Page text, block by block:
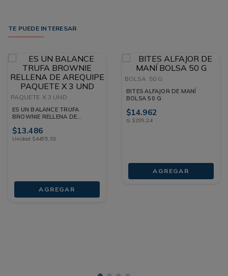
TE PUEDE INTERESAR
PAQUETE X 3 UND
ES UN BALANCE TRUFA
BROWNIE RELLENA DE
$13.486
Unidad $4495, 33
AGREGAR
BOLSA 50 G
BITES ALFAJOR DE MANÍ
BOLSA 50 G
$14.962
G $299,24
AGREGAR